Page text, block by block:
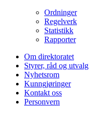
Ordninger
Regelverk
Statistikk
Rapporter
Om direktoratet
Styrer, råd og utvalg
Nyhetsrom
Kunngjøringer
Kontakt oss
Personvern